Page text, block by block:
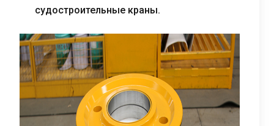
судостроительные краны.